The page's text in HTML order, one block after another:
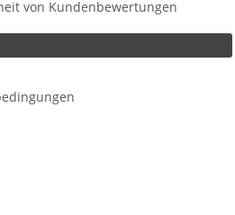
von Kundenbewertungen